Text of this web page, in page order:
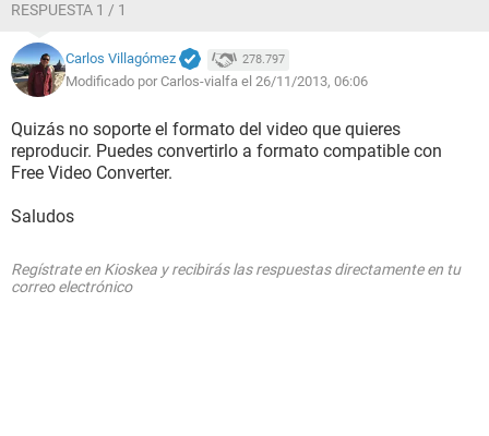
RESPUESTA 1 / 1
Carlos Villagómez 278.797
Modificado por Carlos-vialfa el 26/11/2013, 06:06
Quizás no soporte el formato del video que quieres
reproducir. Puedes convertirlo a formato compatible con
Free Video Converter.
Saludos
Regístrate en Kioskea y recibirás las respuestas directamente en tu
correo electrónico